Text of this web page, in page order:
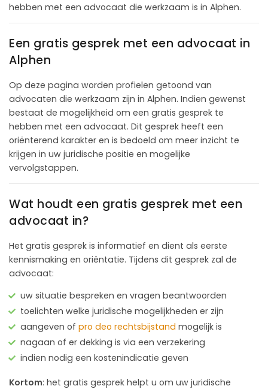
hebben met een advocaat die werkzaam is in Alphen.
Een gratis gesprek met een advocaat in
Alphen
Op deze pagina worden profielen getoond van
advocaten die werkzaam zijn in Alphen. Indien gewenst
bestaat de mogelijkheid om een gratis gesprek te
hebben met een advocaat. Dit gesprek heeft een
oriënterend karakter en is bedoeld om meer inzicht te
krijgen in uw juridische positie en mogelijke
vervolgstappen.
Wat houdt een gratis gesprek met een
advocaat in?
Het gratis gesprek is informatief en dient als eerste
kennismaking en oriëntatie. Tijdens dit gesprek zal de
advocaat:
uw situatie bespreken en vragen beantwoorden
toelichten welke juridische mogelijkheden er zijn
aangeven of pro deo rechtsbijstand mogelijk is
nagaan of er dekking is via een verzekering
indien nodig een kostenindicatie geven
Kortom: het gratis gesprek helpt u om uw juridische